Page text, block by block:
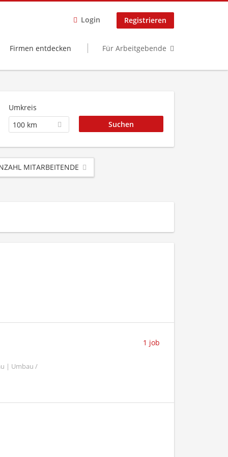
Login Registrieren
Firmen entdecken Für Arbeitgebende
Umkreis
100 km
MITARBEITENDE
| Umbau /
1 job